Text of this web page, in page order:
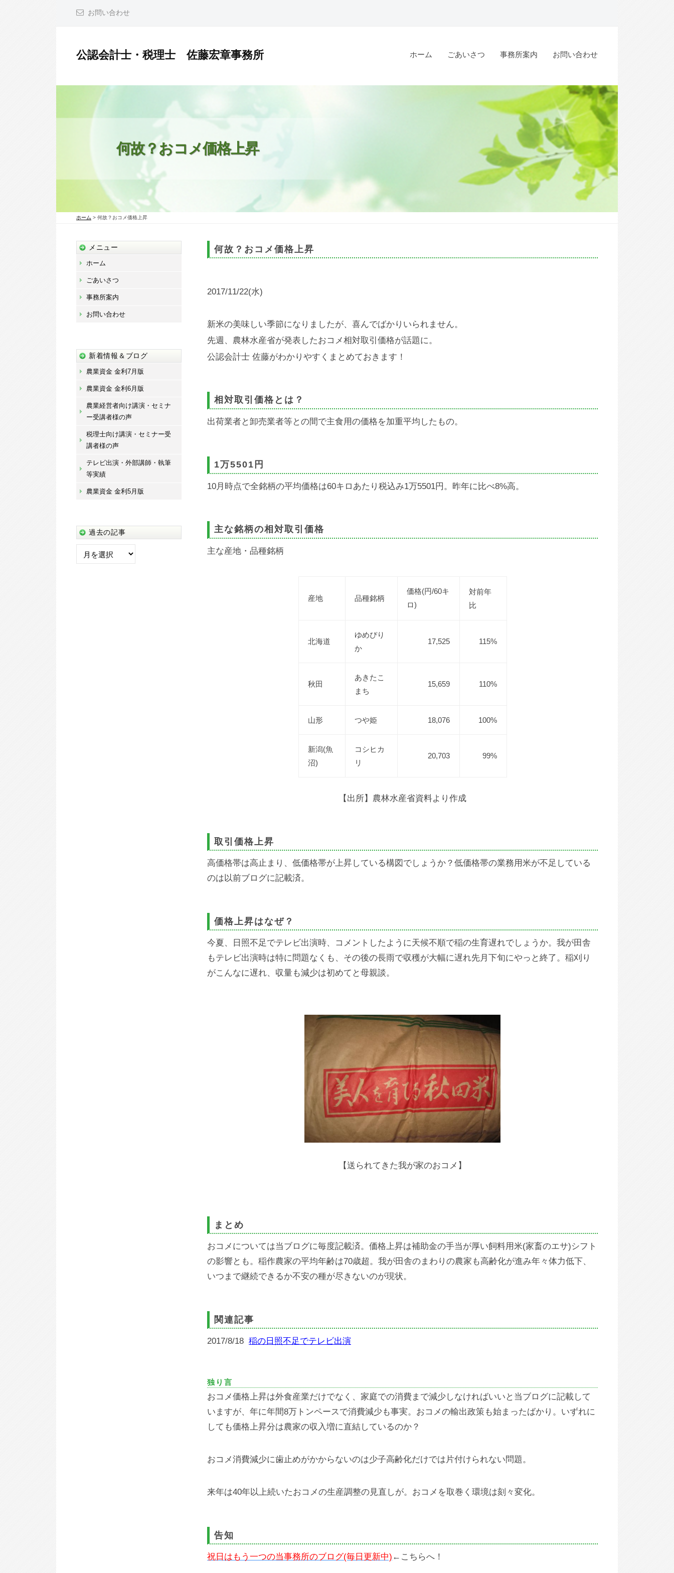
コ
ン
テ
ン
ツ
へ
ス
キ
ッ
プ
お問い合わせ
公認会計士・税理士 佐藤宏章事務所
認
佐
宏
章
ホーム ごあいさつ 事務所案内 お問い合わせ
何故？おコメ価格上昇
ホーム > 何故？おコメ価格上昇
何故？おコメ価格上昇
2017/11/22(水)
新米の美味しい季節になりましたが、喜んでばかりいられません。
先週、農林水産省が発表したおコメ相対取引価格が話題に。
公認会計士 佐藤がわかりやすくまとめておきます！
相対取引価格とは？
出荷業者と卸売業者等との間で主食用の価格を加重平均したもの。
1万5501円
10月時点で全銘柄の平均価格は60キロあたり税込み1万5501円。昨年に比べ8%高。
主な銘柄の相対取引価格
主な産地・品種銘柄
産地 品種銘柄
価格(円/60キ
ロ)
対前年
比
北海道
ゆめぴり
か
17,525 115%
秋田
あきたこ
まち
15,659 110%
山形 つや姫 18,076 100%
新潟(魚
沼)
コシヒカ
リ
20,703 99%
【出所】農林水産省資料より作成
取引価格上昇
高価格帯は高止まり、低価格帯が上昇している構図でしょうか？低価格帯の業務用米が不足している
のは以前ブログに記載済。
価格上昇はなぜ？
今夏、日照不足でテレビ出演時、コメントしたように天候不順で稲の生育遅れでしょうか。我が田舎
もテレビ出演時は特に問題なくも、その後の長雨で収穫が大幅に遅れ先月下旬にやっと終了。稲刈り
がこんなに遅れ、収量も減少は初めてと母親談。
【送られてきた我が家のおコメ】
まとめ
おコメについては当ブログに毎度記載済。価格上昇は補助金の手当が厚い飼料用米(家畜のエサ)シフト
の影響とも。稲作農家の平均年齢は70歳超。我が田舎のまわりの農家も高齢化が進み年々体力低下、
いつまで継続できるか不安の種が尽きないのが現状。
関連記事
2017/8/18 稲の日照不足でテレビ出演
独り言
おコメ価格上昇は外食産業だけでなく、家庭での消費まで減少しなければいいと当ブログに記載して
いますが、年に年間8万トンペースで消費減少も事実。おコメの輸出政策も始まったばかり。いずれに
しても価格上昇分は農家の収入増に直結しているのか？
おコメ消費減少に歯止めがかからないのは少子高齢化だけでは片付けられない問題。
来年は40年以上続いたおコメの生産調整の見直しが。おコメを取巻く環境は刻々変化。
告知
祝日はもう一つの当事務所のブログ(毎日更新中) ←こちらへ！
メニュー
ホーム
ごあいさつ
事務所案内
お問い合わせ
新着情報＆ブログ
農業資金 金利7月版
農業資金 金利6月版
農業経営者向け講演・セミナ
ー受講者様の声
税理士向け講演・セミナー受
講者様の声
テレビ出演・外部講師・執筆
等実績
農業資金 金利5月版
過去の記事
過